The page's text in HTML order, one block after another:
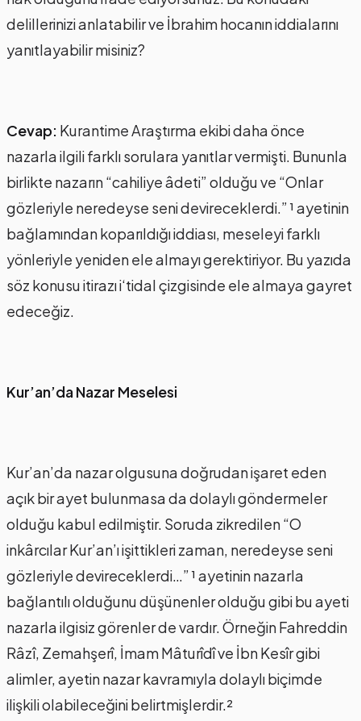
delillerinizi anlatabilir ve İbrahim hocanın iddialarını
yanıtlayabilir misiniz?
Cevap: Kurantime Araştırma ekibi daha önce
nazarla ilgili farklı sorulara yanıtlar vermişti. Bununla
birlikte nazarın “cahiliye âdeti” olduğu ve “Onlar
gözleriyle neredeyse seni devireceklerdi.” ¹ ayetinin
bağlamından koparıldığı iddiası, meseleyi farklı
yönleriyle yeniden ele almayı gerektiriyor. Bu yazıda
söz konusu itirazı i‘tidal çizgisinde ele almaya gayret
edeceğiz.
Kur’an’da Nazar Meselesi
Kur’an’da nazar olgusuna doğrudan işaret eden
açık bir ayet bulunmasa da dolaylı göndermeler
olduğu kabul edilmiştir. Soruda zikredilen “O
inkârcılar Kur’an’ı işittikleri zaman, neredeyse seni
gözleriyle devireceklerdi…” ¹ ayetinin nazarla
bağlantılı olduğunu düşünenler olduğu gibi bu ayeti
nazarla ilgisiz görenler de vardır. Örneğin Fahreddin
Râzî, Zemahşerî, İmam Mâturîdî ve İbn Kesîr gibi
alimler, ayetin nazar kavramıyla dolaylı biçimde
ilişkili olabileceğini belirtmişlerdir.²